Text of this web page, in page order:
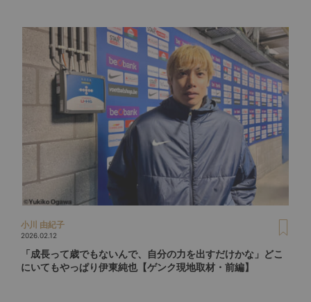
小川 由紀子
2026.02.12
「成長って歳でもないんで、自分の力を出すだけかな」どこ
にいてもやっぱり伊東純也【ゲンク現地取材・前編】